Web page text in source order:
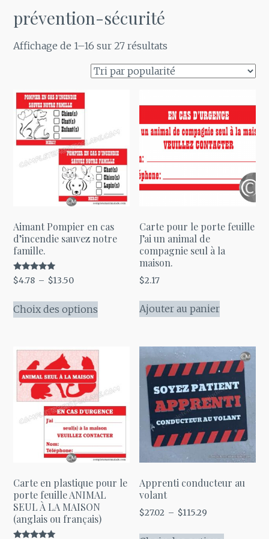
prévention-sécurité
Affichage de 1–16 sur 27 résultats
par
popularité
Aimant Pompier en cas
d’incendie sauvez notre
famille.
Note
4.71
$4.78 – $13.50Plage
prix :
$13.50
Choix des options
Ce
produit
plusieurs
variations.
options
peuvent
être
choisies
sur
page
du
produit
Carte pour le porte feuille
J’ai un animal de
compagnie seul à la
maison.
$2.17
Ajouter au panier
Carte en plastique pour le
porte feuille ANIMAL
SEUL À LA MAISON
(anglais ou français)
Apprenti conducteur au
volant
$27.02 – $115.29
Ce